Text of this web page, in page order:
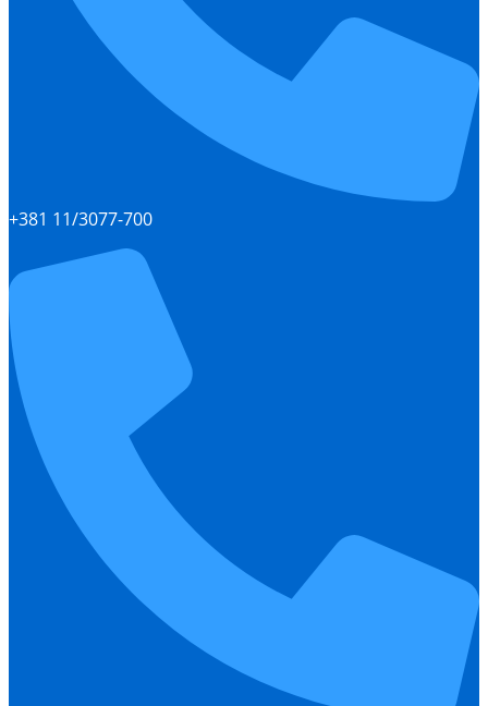
+381 11/3077-700